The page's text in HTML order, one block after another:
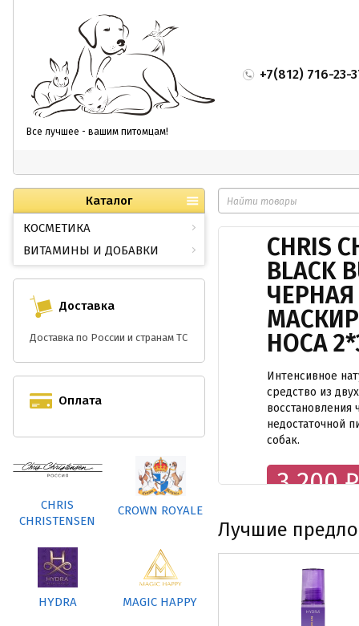
Все лучшее - вашим питомцам!
+7(812) 716-23-
Каталог
КОСМЕТИКА
ВИТАМИНЫ И ДОБАВКИ
Доставка
Доставка по России и странам ТС
Оплата
CHRIS
CHRISTENSEN
CROWN ROYALE
HYDRA MAGIC HAPPY
CHRIS
BLACK
ЧЕРНАЯ
НОСА
Интенсивное
средство из
восстановления
недостаточной
собак.
3 200₽
Лучшие